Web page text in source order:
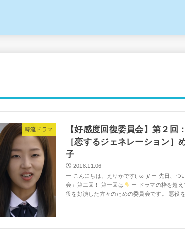
韓流ドラマ
【好感度回復委員会】第２回
［恋するジェネレーション］
子
2018.11.06
ー こんにちは、えりかです(-ω-)/ ー 先日、つ
会」第二回！ 第一回は
ー ドラマの枠を超
役を好演した方々のための委員会です。 悪役